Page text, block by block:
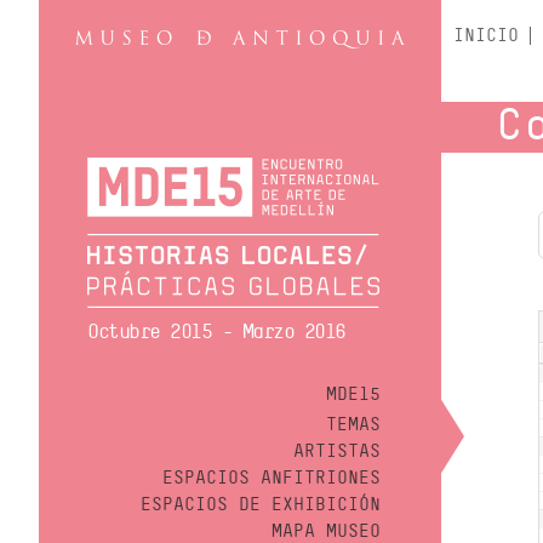
Octubre 2015 - Marzo 2016
MDE15
TEMAS
ARTISTAS
ESPACIOS ANFITRIONES
ESPACIOS DE EXHIBICIÓN
MAPA MUSEO
INICIO